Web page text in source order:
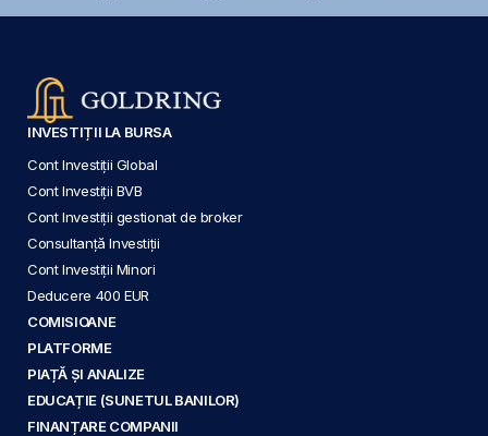
INVESTIȚII LA BURSA
Cont Investiții Global
Cont Investiții BVB
Cont Investiții gestionat de broker
Consultanță Investiții
Cont Investiții Minori
Deducere 400 EUR
COMISIOANE
PLATFORME
PIAȚĂ ȘI ANALIZE
EDUCAȚIE (SUNETUL BANILOR)
FINANȚARE COMPANII